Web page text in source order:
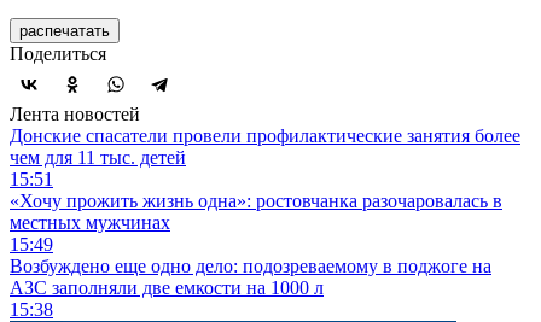
распечатать
Поделиться
Лента новостей
Донские спасатели провели профилактические занятия более
чем для 11 тыс. детей
15:51
«Хочу прожить жизнь одна»: ростовчанка разочаровалась в
местных мужчинах
15:49
Возбуждено еще одно дело: подозреваемому в поджоге на
АЗС заполняли две емкости на 1000 л
15:38